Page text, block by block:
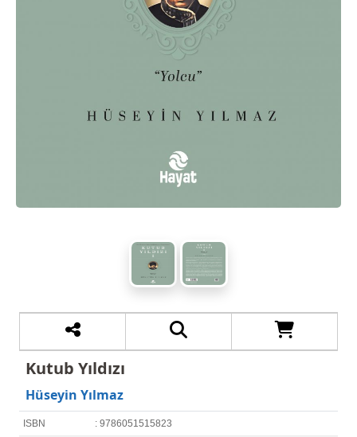
Kutub Yıldızı
Hüseyin Yılmaz
ISBN : 9786051515823